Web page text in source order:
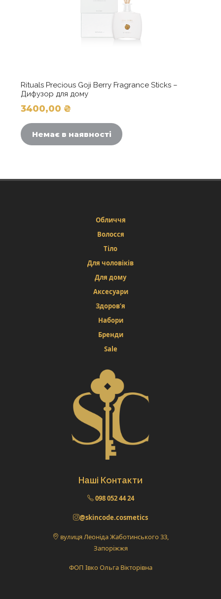
Rituals Precious Goji Berry Fragrance Sticks –
Дифузор для дому
3400,00 ₴
Немає в наявності
Обличчя
Волосся
Тіло
Для чоловіків
Для дому
Аксесуари
Здоров’я
Набори
Бренди
Sale
Наші Контакти
098 052 44 24
@skincode.cosmetics
вулиця Леоніда Жаботинського 33,
Запоріжжя
ФОП Івко Ольга Вікторівна